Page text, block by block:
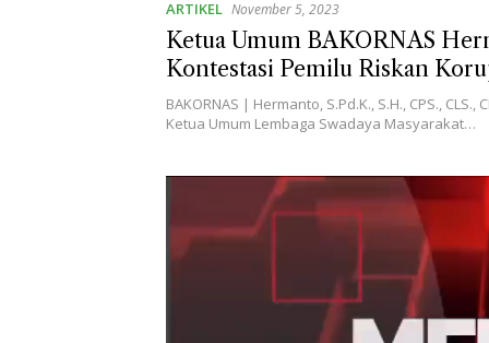
ARTIKEL November 5, 2023
Ketua Umum BAKORNAS
Kontestasi Pemilu
BAKORNAS | Hermanto, S.Pd.K., S.H., CPS., CLS.,
Ketua Umum Lembaga Swadaya Masyarakat…